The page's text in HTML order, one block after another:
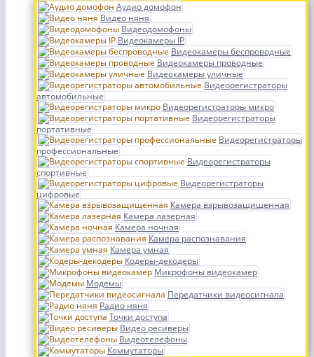
Аудио домофон
Видео няня
Видеодомофоны
Видеокамеры IP
Видеокамеры беспроводные
Видеокамеры проводные
Видеокамеры уличные
Видеорегистраторы
автомобильные
Видеорегистраторы микро
Видеорегистраторы
портативные
Видеорегистраторы
профессиональные
Видеорегистраторы
спортивные
Видеорегистраторы
цифровые
Камера взрывозащищенная
Камера лазерная
Камера ночная
Камера распознавания
Камера умная
Кодеры-декодеры
Микрофоны видеокамер
Модемы
Передатчики видеосигнала
Радио няня
Точки доступа
Видео ресиверы
Видеотелефоны
Коммутаторы